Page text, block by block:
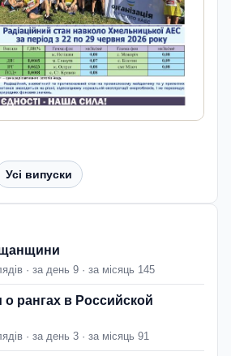
Усі випуски
· за день 9 · за місяць 145
рангах в Российской
· за день 3 · за місяць 91